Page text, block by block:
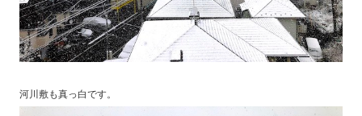
河川敷も真っ白です。